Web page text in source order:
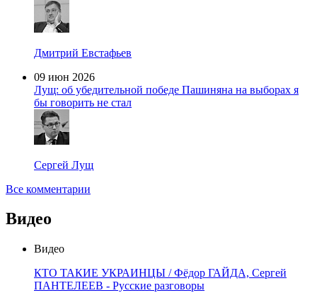
Дмитрий Евстафьев
09 июн 2026
Лущ: об убедительной победе Пашиняна на выборах я
бы говорить не стал
Сергей Лущ
Все комментарии
Видео
Видео
КТО ТАКИЕ УКРАИНЦЫ / Фёдор ГАЙДА, Сергей
ПАНТЕЛЕЕВ - Русские разговоры